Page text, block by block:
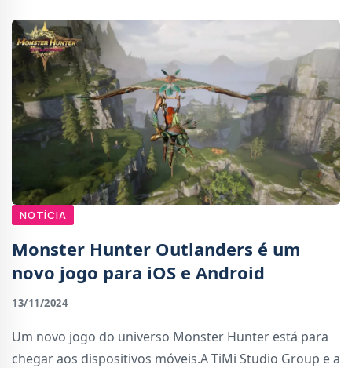
NOTÍCIA
Monster Hunter Outlanders é um
novo jogo para iOS e Android
13/11/2024
Um novo jogo do universo Monster Hunter está para
chegar aos dispositivos móveis.A TiMi Studio Group e a